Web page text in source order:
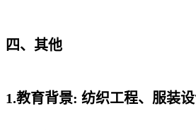
四、其他
1.教育背景: 纺织工程、服装